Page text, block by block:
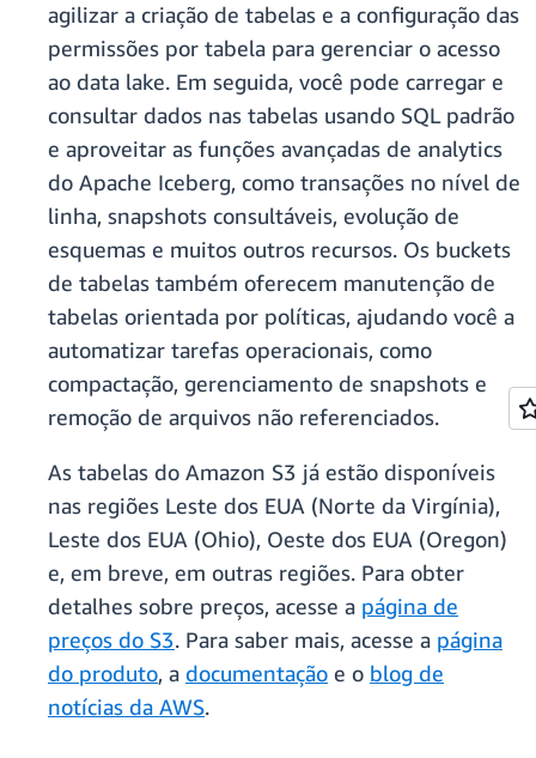
agilizar a criação de tabelas e a configuração das
permissões por tabela para gerenciar o acesso
ao data lake. Em seguida, você pode carregar e
consultar dados nas tabelas usando SQL padrão
e aproveitar as funções avançadas de analytics
do Apache Iceberg, como transações no nível de
linha, snapshots consultáveis, evolução de
esquemas e muitos outros recursos. Os buckets
de tabelas também oferecem manutenção de
tabelas orientada por políticas, ajudando você a
automatizar tarefas operacionais, como
compactação, gerenciamento de snapshots e
remoção de arquivos não referenciados.
As tabelas do Amazon S3 já estão disponíveis
nas regiões Leste dos EUA (Norte da Virgínia),
Leste dos EUA (Ohio), Oeste dos EUA (Oregon)
e, em breve, em outras regiões. Para obter
detalhes sobre preços, acesse a página de
preços do S3. Para saber mais, acesse a página
do produto, a documentação e o blog de
notícias da AWS.